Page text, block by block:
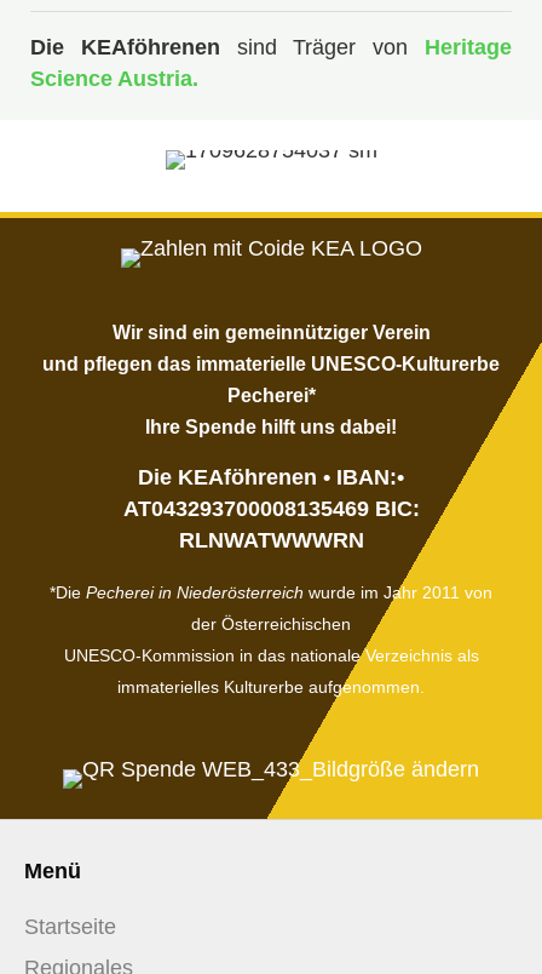
Die KEAföhrenen sind Träger von Heritage
Science Austria.
Wir sind ein gemeinnütziger Verein
und pflegen das immaterielle UNESCO-Kulturerbe
Pecherei*
Ihre Spende hilft uns dabei!
Die KEAföhrenen • IBAN:•
AT043293700008135469 BIC:
RLNWATWWWRN
*Die Pecherei in Niederösterreich wurde im Jahr 2011 von
der Österreichischen
UNESCO-Kommission in das nationale Verzeichnis als
immaterielles Kulturerbe aufgenommen.
Menü
Startseite
Regionales